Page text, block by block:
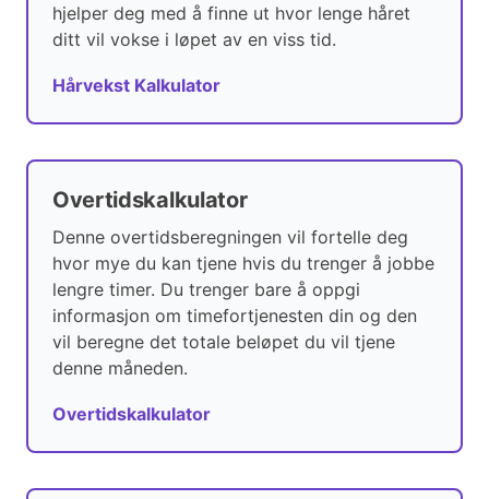
hjelper deg med å finne ut hvor lenge håret
ditt vil vokse i løpet av en viss tid.
Hårvekst Kalkulator
Overtidskalkulator
Denne overtidsberegningen vil fortelle deg
hvor mye du kan tjene hvis du trenger å jobbe
lengre timer. Du trenger bare å oppgi
informasjon om timefortjenesten din og den
vil beregne det totale beløpet du vil tjene
denne måneden.
Overtidskalkulator